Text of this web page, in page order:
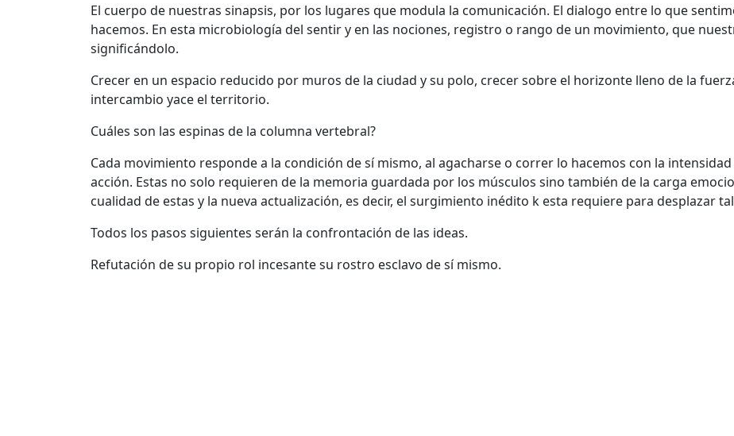
El cuerpo de nuestras sinapsis, por los lugares que modula la comunicación. El dialogo entre lo que
hacemos. En esta microbiología del sentir y en las nociones, registro o rango de un movimiento, que
significándolo.
Crecer en un espacio reducido por muros de la ciudad y su polo, crecer sobre el horizonte lleno de la
intercambio yace el territorio.
Cuáles son las espinas de la columna vertebral?
Cada movimiento responde a la condición de sí mismo, al agacharse o correr lo hacemos con la
acción. Estas no solo requieren de la memoria guardada por los músculos sino también de la carga
cualidad de estas y la nueva actualización, es decir, el surgimiento inédito k esta requiere para desplazar
Todos los pasos siguientes serán la confrontación de las ideas.
Refutación de su propio rol incesante su rostro esclavo de sí mismo.